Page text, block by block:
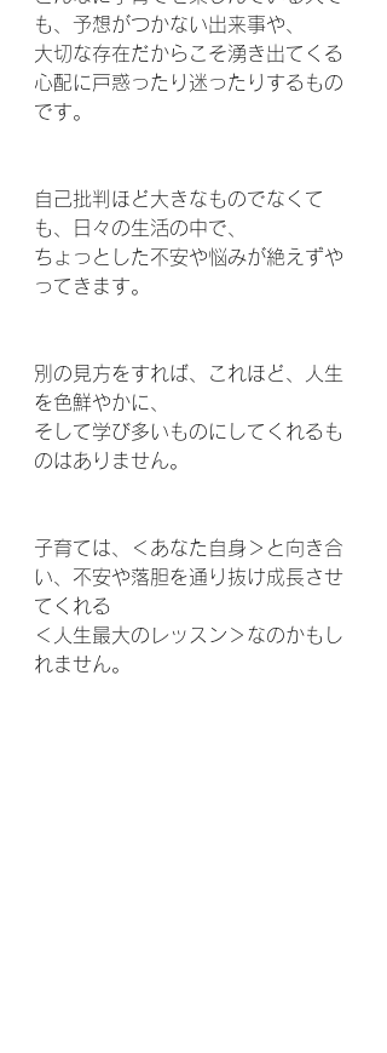
も、予想がつかない出来事や、
大切な存在だからこそ湧き出てくる
心配に戸惑ったり迷ったりするもの
です。
自己批判ほど大きなものでなくて
も、日々の生活の中で、
ちょっとした不安や悩みが絶えずや
ってきます。
別の見方をすれば、これほど、人生
を色鮮やかに、
そして学び多いものにしてくれるも
のはありません。
子育ては、＜あなた自身＞と向き合
い、不安や落胆を通り抜け成長させ
てくれる
＜人生最大のレッスン＞なのかもし
れません。